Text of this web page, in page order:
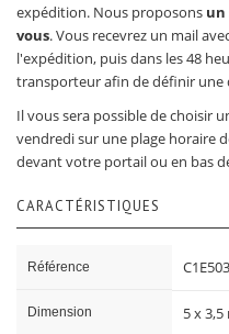
expédition. Nous proposons un
vous. Vous recevrez un mail
l'expédition, puis dans les 48
transporteur afin de définir une
Il vous sera possible de choisir
vendredi sur une plage horaire
devant votre portail ou en bas
CARACTÉRISTIQUES
Référence
Dimension 5 x 3,5